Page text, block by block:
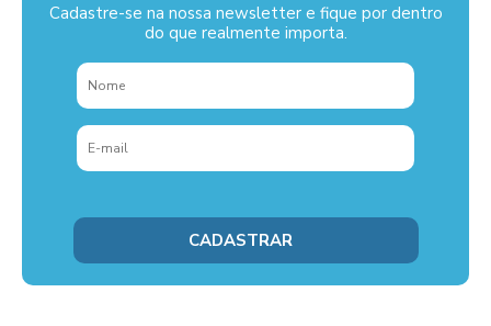
Cadastre-se na nossa newsletter e fique por dentro
do que realmente importa.